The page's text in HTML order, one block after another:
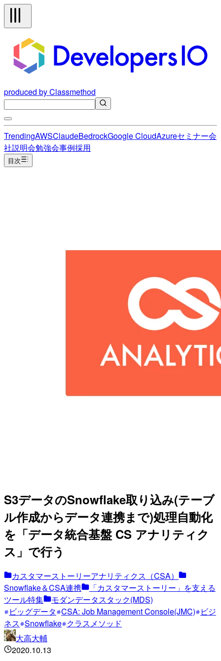
produced by Classmethod
TrendingAWSClaudeBedrockGoogle CloudAzureセミナー会
社説明会勉強会事例採用
目次
S3データのSnowflake取り込み(テーブ
ル作成からデータ連携まで)処理自動化
を「データ統合基盤 CS アナリティク
ス」で行う
カスタマーストーリーアナリティクス（CSA）
Snowflake＆CSA連携
「カスタマーストーリー」を支える
ツール特集
モダンデータスタック(MDS)
ビッグデータ CSA: Job Management Console(JMC)
ビジ
ネス Snowflake クラスメソッド
大高大輔
2020.10.13